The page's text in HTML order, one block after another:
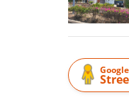
Google